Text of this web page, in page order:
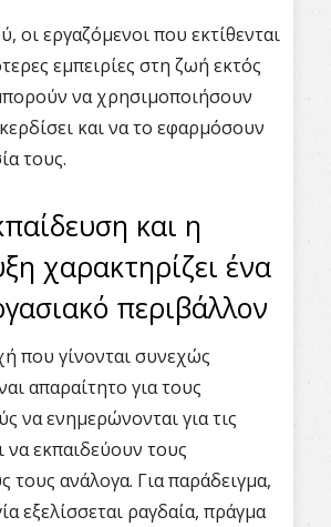
οι εργαζόμενοι που εκτίθενται
εμπειρίες στη ζωή εκτός
να χρησιμοποιήσουν
και να το εφαρμόσουν
τους.
και η
χαρακτηρίζει ένα
περιβάλλον
που γίνονται συνεχώς
απαραίτητο για τους
να ενημερώνονται για τις
να εκπαιδεύουν τους
τους ανάλογα. Για παράδειγμα,
εξελίσσεται ραγδαία, πράγμα